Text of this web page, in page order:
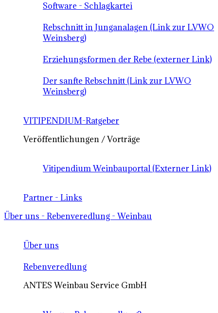
Software - Schlagkartei
Rebschnitt in Junganalagen (Link zur LVWO
Weinsberg)
Erziehungsformen der Rebe (externer Link)
Der sanfte Rebschnitt (Link zur LVWO
Weinsberg)
VITIPENDIUM-Ratgeber
Veröffentlichungen / Vorträge
Vitipendium Weinbauportal (Externer Link)
Partner - Links
Über uns - Rebenveredlung - Weinbau
Über uns
Rebenveredlung
ANTES Weinbau Service GmbH